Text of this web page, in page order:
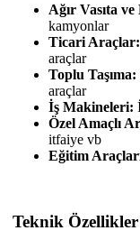
Ağır Vasıta
kamyonlar
Ticari Araçlar:
araçlar
Toplu Taşıma:
araçlar
İş Makineleri:
Özel Amaçlı
itfaiye vb
Eğitim
Teknik Özellikler